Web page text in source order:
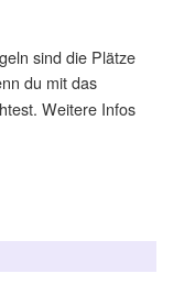
sind die Plätze
du mit das
Weitere Infos